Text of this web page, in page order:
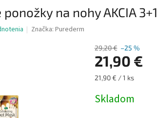
na nohy AKCIA 3+1
Značka:Purederm
29,20 € –25 %
21,90 €
Jednotková
21,90 € / 1 ks
Skladom